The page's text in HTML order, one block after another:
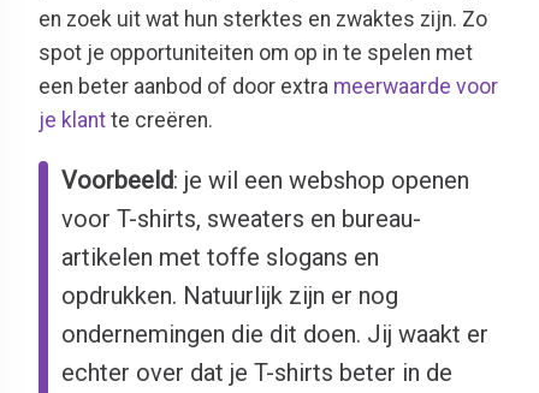
en zoek uit wat hun sterktes en zwaktes zijn. Zo
spot je opportuniteiten om op in te spelen met
een beter aanbod of door extra meerwaarde voor
je klant te creëren.
Voorbeeld: je wil een webshop openen
voor T-shirts, sweaters en bureau-
artikelen met toffe slogans en
opdrukken. Natuurlijk zijn er nog
ondernemingen die dit doen. Jij waakt er
echter over dat je T-shirts beter in de